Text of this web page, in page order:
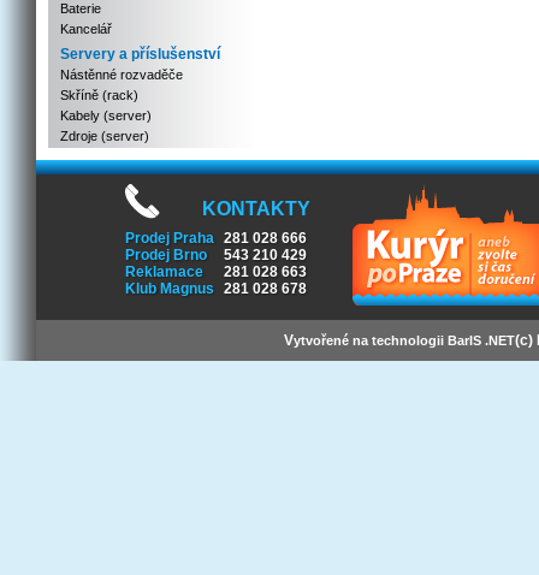
Baterie
Kancelář
Servery a příslušenství
Nástěnné rozvaděče
Skříně (rack)
Kabely (server)
Zdroje (server)
KONTAKTY
Prodej Praha 281 028 666
Prodej Brno
543 210 429
Reklamace
281 028 663
Klub Magnus
281 028 678
Vytvořené na technologii BarIS .NET(c)